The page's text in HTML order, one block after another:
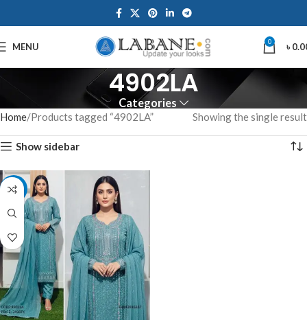
MENU 0 ৳
4902LA
Categories
Home Products tagged “4902LA” Showing the single result
Show sidebar
-7%